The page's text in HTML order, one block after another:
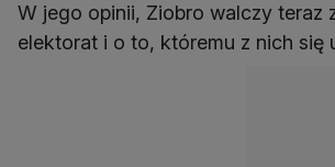
W jego opinii, Ziobro walczy teraz
elektorat i o to, któremu z nich się